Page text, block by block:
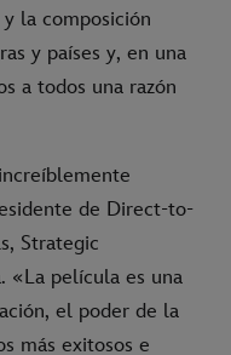
la composición
y países y, en una
a todos una razón
de Direct-to-
Strategic
«La película es una
el poder de la
más exitosos e